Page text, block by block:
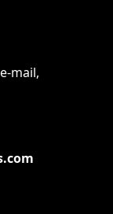
mail,